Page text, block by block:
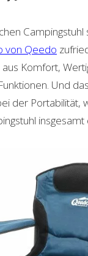
von Qeedo
Komfort,
Und
der Portabilität,